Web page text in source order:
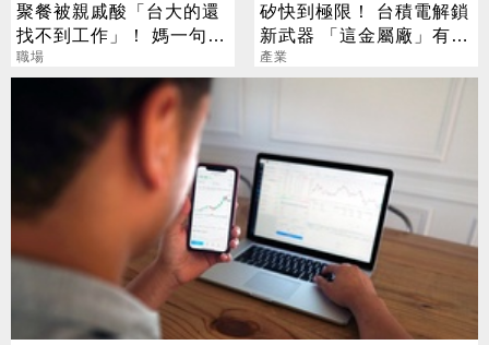
聚餐被親戚酸「台大的還
找不到工作」！ 媽一句神
回戰場秒靜音
職場
矽快到極限！ 台積電解鎖
新武器 「這金屬廠」有望
成下個神隊友
產業